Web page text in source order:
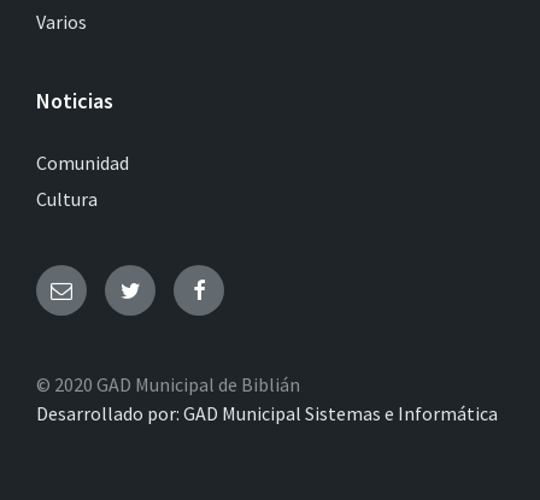
Varios
Noticias
Comunidad
Cultura
© 2020 GAD Municipal de Biblián
Desarrollado por: GAD Municipal Sistemas e Informática